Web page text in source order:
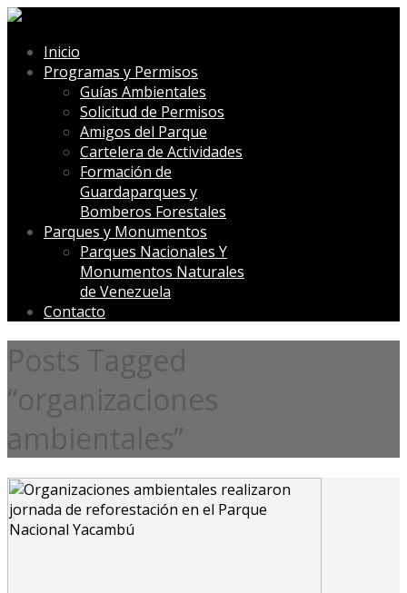
Inicio
Programas y Permisos
Guías Ambientales
Solicitud de Permisos
Amigos del Parque
Cartelera de Actividades
Formación de
Guardaparques y
Bomberos Forestales
Parques y Monumentos
Parques Nacionales Y
Monumentos Naturales
de Venezuela
Contacto
Posts Tagged
“organizaciones
ambientales”